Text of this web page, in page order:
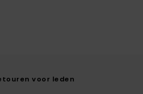
voor leden